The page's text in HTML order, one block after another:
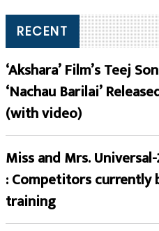
RECENT
‘Akshara’ Film’s Teej
‘Nachau Barilai’
(with video)
Miss and Mrs.
: Competitors currently
training